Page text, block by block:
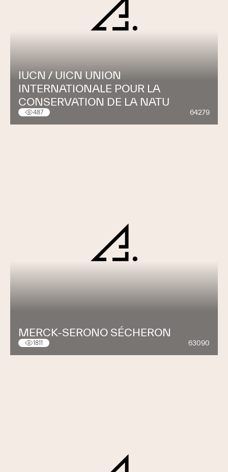
IUCN / UICN UNION
INTERNATIONALE POUR LA
CONSERVATION DE LA NATU
487 64279
MERCK-SERONO SÉCHERON
1811 63090